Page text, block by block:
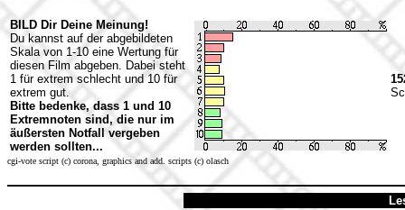
BILD Dir Deine Meinung!
Du kannst auf der abgebildeten
Skala von 1-10 eine Wertung für
diesen Film abgeben. Dabei steht
1 für extrem schlecht und 10 für
extrem gut.
Bitte bedenke, dass 1 und 10
Extremnoten sind, die nur im
äußersten Notfall vergeben
werden sollten...
cgi-vote script (c) corona, graphics and add. scripts (c) olasch